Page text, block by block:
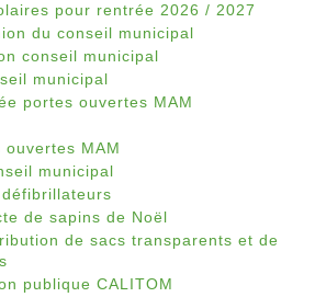
pour rentrée 2026 / 2027
du conseil municipal
conseil municipal
municipal
portes ouvertes MAM
MAM
municipal
de sapins de Noël
de sacs transparents et de
publique CALITOM